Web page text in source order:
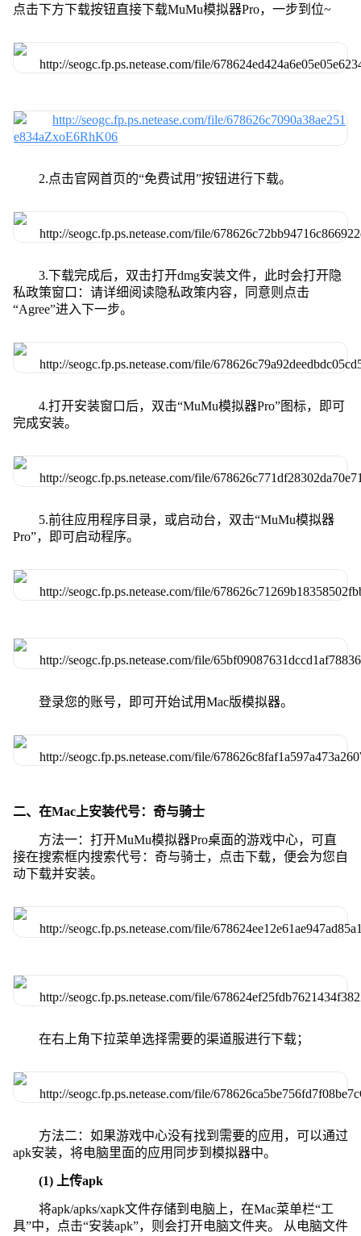
点击下方下载按钮直接下载MuMu模拟器Pro，一步到位~
2.点击官网首页的“免费试用”按钮进行下载。
3.下载完成后，双击打开dmg安装文件，此时会打开隐
私政策窗口：请详细阅读隐私政策内容，同意则点击
“Agree”进入下一步。
4.打开安装窗口后，双击“MuMu模拟器Pro”图标，即可
完成安装。
5.前往应用程序目录，或启动台，双击“MuMu模拟器
Pro”，即可启动程序。
登录您的账号，即可开始试用Mac版模拟器。
二、在Mac上安装代号：奇与骑士
方法一：打开MuMu模拟器Pro桌面的游戏中心，可直
接在搜索框内搜索代号：奇与骑士，点击下载，便会为您自
动下载并安装。
在右上角下拉菜单选择需要的渠道服进行下载；
方法二：如果游戏中心没有找到需要的应用，可以通过
apk安装，将电脑里面的应用同步到模拟器中。
(1) 上传apk
将apk/apks/xapk文件存储到电脑上，在Mac菜单栏“工
具”中，点击“安装apk”，则会打开电脑文件夹。 从电脑文件